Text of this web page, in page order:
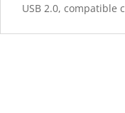
USB 2.0, compatible